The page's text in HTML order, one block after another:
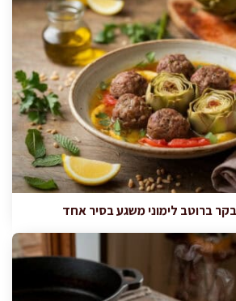
ברוטב לימוני משגע בסיר אחד